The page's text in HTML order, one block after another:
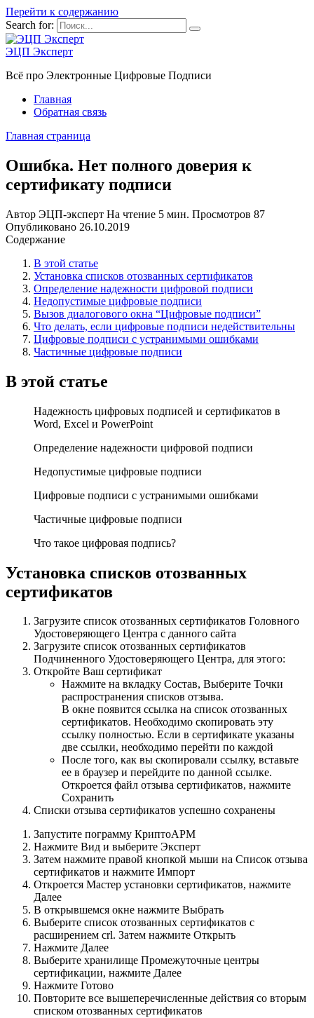
Перейти к содержанию
Search for:
ЭЦП Эксперт
Всё про Электронные Цифровые Подписи
Главная
Обратная связь
Главная страница
Ошибка. Нет полного доверия к
сертификату подписи
Автор ЭЦП-эксперт На чтение 5 мин. Просмотров 87
Опубликовано 26.10.2019
Содержание
В этой статье
Установка списков отозванных сертификатов
Определение надежности цифровой подписи
Недопустимые цифровые подписи
Вызов диалогового окна “Цифровые подписи”
Что делать, если цифровые подписи недействительны
Цифровые подписи с устранимыми ошибками
Частичные цифровые подписи
В этой статье
Надежность цифровых подписей и сертификатов в
Word, Excel и PowerPoint
Определение надежности цифровой подписи
Недопустимые цифровые подписи
Цифровые подписи с устранимыми ошибками
Частичные цифровые подписи
Что такое цифровая подпись?
Установка списков отозванных
сертификатов
Загрузите список отозванных сертификатов Головного
Удостоверяющего Центра с данного сайта
Загрузите список отозванных сертификатов
Подчиненного Удостоверяющего Центра, для этого:
Откройте Ваш сертификат
Нажмите на вкладку Состав, Выберите Точки
распространения списков отзыва.
В окне появится ссылка на список отозванных
сертификатов. Необходимо скопировать эту
ссылку полностью. Если в сертификате указаны
две ссылки, необходимо перейти по каждой
После того, как вы скопировали ссылку, вставьте
ее в браузер и перейдите по данной ссылке.
Откроется файл отзыва сертификатов, нажмите
Сохранить
Списки отзыва сертификатов успешно сохранены
Запустите пограмму КриптоАРМ
Нажмите Вид и выберите Эксперт
Затем нажмите правой кнопкой мыши на Список отзыва
сертификатов и нажмите Импорт
Откроется Мастер установки сертификатов, нажмите
Далее
В открывшемся окне нажмите Выбрать
Выберите список отозванных сертификатов с
расширением crl. Затем нажмите Открыть
Нажмите Далее
Выберите хранилище Промежуточные центры
сертификации, нажмите Далее
Нажмите Готово
Повторите все вышеперечисленные действия со вторым
списком отозванных сертификатов